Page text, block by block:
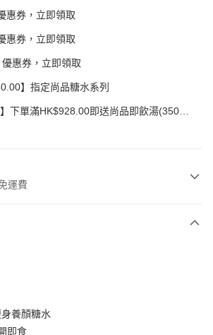
惠券，立即領取
惠券，立即領取
惠券，立即領取
】指定尚品糖水系列
】下單滿HK$928.00即送尚品即飲湯(350克)
運費
養顏糖水
即食